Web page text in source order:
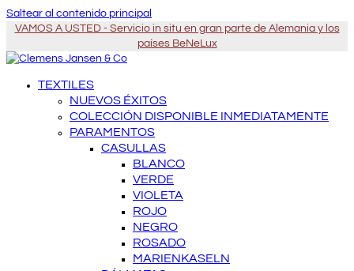
Saltear al contenido principal
VAMOS A USTED - Servicio in situ en gran parte de Alemania y los
países BeNeLux
TEXTILES
NUEVOS ÉXITOS
COLECCIÓN DISPONIBLE INMEDIATAMENTE
PARAMENTOS
CASULLAS
BLANCO
VERDE
VIOLETA
ROJO
NEGRO
ROSADO
MARIENKASELN